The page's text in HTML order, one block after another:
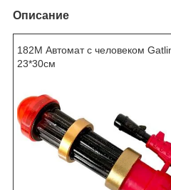
Описание
182M Автомат с человеком
23*30см